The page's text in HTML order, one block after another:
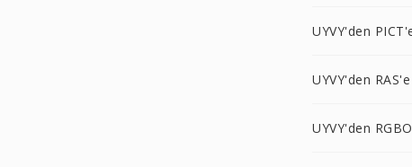
UYVY'den
UYVY'den RAS'e
UYVY'den